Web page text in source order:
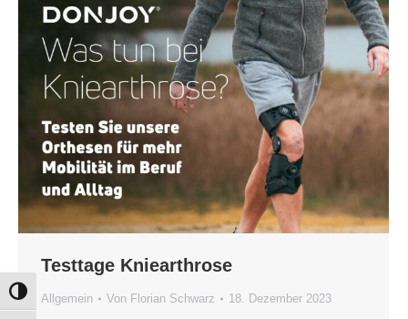
Umschalten auf hohe Kontraste
Testtage Kniearthrose
Allgemein Von Florian Schwarz 18. Dezember 2023